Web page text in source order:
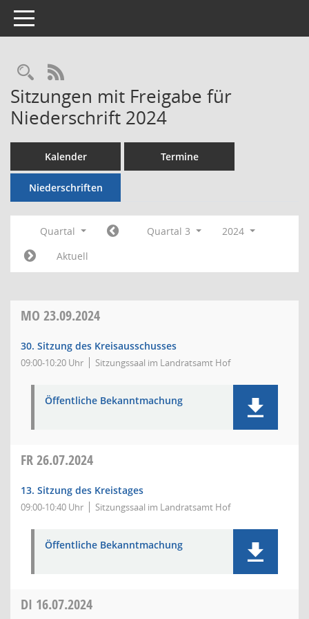
Toggle navigation
Rechercheauswahl
RSS-Feed
Sitzungen mit Freigabe für
Niederschrift 2024
Kalender Termine
Niederschriften
Quartal Quartal 3
2024
Aktuell
MO 23.09.2024
30. Sitzung des Kreisausschusses
09:00-10:20 Uhr Sitzungssaal im Landratsamt Hof
Öffentliche Bekanntmachung
FR26.07.2024
13. Sitzung des Kreistages
09:00-10:40 Uhr Sitzungssaal im Landratsamt Hof
Öffentliche Bekanntmachung
DI 16.07.2024